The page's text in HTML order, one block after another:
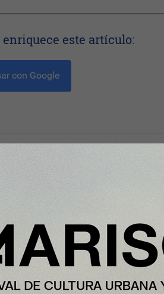
este artículo:
con Google
impulsa su crecimiento
con una nueva apertura